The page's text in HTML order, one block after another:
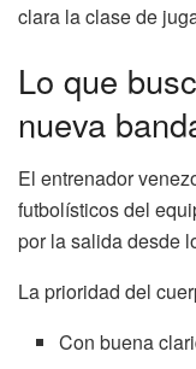
clara la clase de
Lo que
nueva
El entrenador
futbolísticos del
por la salida desde
La prioridad del
Con buena